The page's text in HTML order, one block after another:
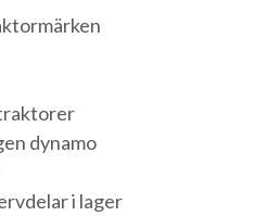
dynamo
i lager